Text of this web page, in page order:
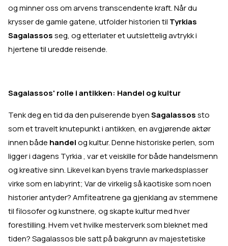
og minner oss om arvens transcendente kraft. Når du
krysser de gamle gatene, utfolder historien til Tyrkias
Sagalassosseg, og etterlater et uutslettelig avtrykk i
hjertene til uredde reisende.
Sagalassos' rolle i antikken: Handel og kultur
Tenk deg en tid da den pulserende byenSagalassossto
som et travelt knutepunkt i antikken, en avgjørende aktør
innen både handelog kultur. Denne historiske perlen, som
ligger i dagens Tyrkia, var et veiskille for både handelsmenn
og kreative sinn. Likevel kan byens travle markedsplasser
virke som en labyrint; Var de virkelig så kaotiske som noen
historier antyder? Amfiteatrene ga gjenklang av stemmene
til filosofer og kunstnere, og skapte kultur med hver
forestilling. Hvem vet hvilke mesterverk som bleknet med
tiden? Sagalassos ble satt på bakgrunn av majestetiske